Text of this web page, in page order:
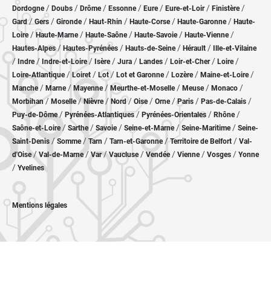
Dordogne/ Doubs / Drôme/ Essonne / Eure/ Eure-et-Loir / Finistère/
Gard/Gers / Gironde/ Haut-Rhin / Haute-Corse/ Haute-Garonne/ Haute-
Loire/Haute-Marne/ Haute-Saône/ Haute-Savoie/ Haute-Vienne/
Hautes-Alpes/ Hautes-Pyrénées / Hauts-de-Seine/ Hérault / Ille-et-Vilaine
/ Indre/ Indre-et-Loire/ Isère/ Jura / Landes / Loir-et-Cher/ Loire/
Loire-Atlantique/ Loiret / Lot/ Lot et Garonne/ Lozère / Maine-et-Loire/
Manche/ Marne/ Mayenne/ Meurthe-et-Moselle/ Meuse/ Monaco /
Morbihan/ Moselle/ Nièvre / Nord/ Oise / Orne/Paris / Pas-de-Calais /
Puy-de-Dôme/ Pyrénées-Atlantiques / Pyrénées-Orientales / Rhône/
Saône-et-Loire/ Sarthe/ Savoie/ Seine-et-Marne/ Seine-Maritime/ Seine-
Saint-Denis /Somme/ Tarn / Tarn-et-Garonne/Territoire de Belfort / Val-
d'Oise/ Val-de-Marne/Var/Vaucluse/ Vendée/ Vienne/ Vosges / Yonne
/ Yvelines
Mentions légales